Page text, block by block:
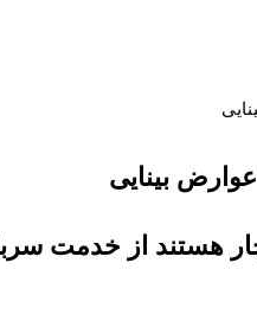
بینایی
هستند از خدمت